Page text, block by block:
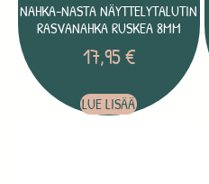
NAHKA-NASTA NÄYTTELYTALUTIN
RASVANAHKA RUSKEA 8MM
17,95€
LUE LISÄÄ